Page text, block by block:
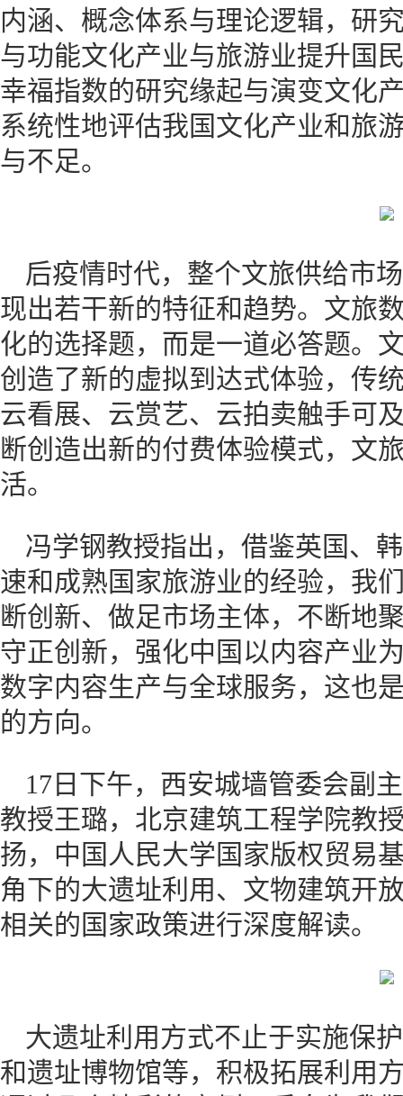
内涵、概念体系与理论逻辑，研
与功能文化产业与旅游业提升国
幸福指数的研究缘起与演变文化
系统性地评估我国文化产业和旅
与不足。
后疫情时代，整个文旅供给市
现出若干新的特征和趋势。文旅
化的选择题，而是一道必答题。
创造了新的虚拟到达式体验，传
云看展、云赏艺、云拍卖触手可
断创造出新的付费体验模式，文
活。
冯学钢教授指出，借鉴英国、
速和成熟国家旅游业的经验，我
断创新、做足市场主体，不断地
守正创新，强化中国以内容产业
数字内容生产与全球服务，这也
的方向。
17日下午，西安城墙管委会副
教授王璐，北京建筑工程学院教
扬，中国人民大学国家版权贸易
角下的大遗址利用、文物建筑开
相关的国家政策进行深度解读。
大遗址利用方式不止于实施保
和遗址博物馆等，积极拓展利用